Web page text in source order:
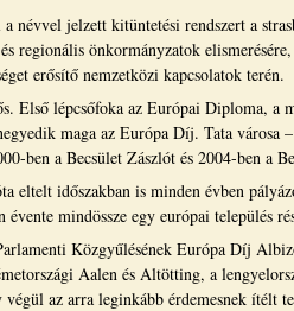
névvel jelzett kitüntetési rendszert a
regionális önkormányzatok
erősítő nemzetközi kapcsolatok terén.
Első lépcsőfoka az Európai Diploma, a
maga az Európa Díj. Tata városa
ben a Becsület Zászlót és 2004-ben a
eltelt időszakban is minden évben
évente mindössze egy európai település
Közgyűlésének Európa Díj
Aalen és Altötting, a
az arra leginkább érdemesnek ítélt